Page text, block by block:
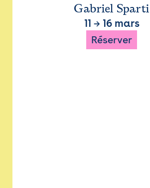
Gabriel Sparti
11 → 16 mars
Réserver